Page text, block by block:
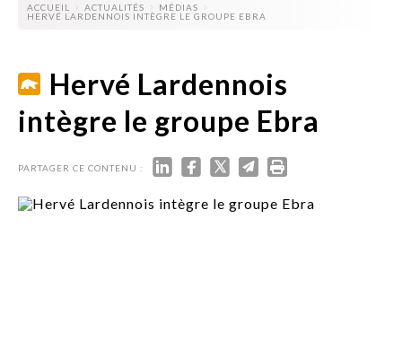
ACCUEIL ACTUALITÉS
MÉDIAS
HERVÉ LARDENNOIS INTÈGRE LE GROUPE EBRA
Hervé Lardennois
intègre le groupe Ebra
PARTAGER CE CONTENU :